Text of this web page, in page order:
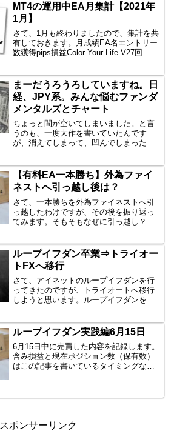
MT4の運用中EA月集計【2021年
1月】
さて、1月も終わりましたので、集計を共
有しておきます。月成績EA名エントリー
数獲得pips損益Color Your Life V27回
まーだうろうろしていますね。日
経、JPY系。みんな悩むファンダ
メンタルズとチャート
ちょっと間が空いてしまいました。と言
うのも、一度大作を書いていたんです
が、消えてしまって、凹んでしまったた
こと書いてたような気がするんですが、
仕方ないですね。下がる...
【有料EA一本勝ち】外為ファイ
ネストへ引っ越し後は？
さて、一本勝ちを外為ファイネストへ引
っ越したわけですが、その後を振り返っ
てみます。そもそもなぜに引っ越し？
す。途中結構含み益があったにも関わら
ず、なぜか、微損or微益に...
ループイフダン卒業⇒トライオー
トFXへ移行
さて、アイネットのループイフダンを行
ってきたのですが、トライオートへ移行
しようと思います。ループイフダンを辞
定を止めたんですね。現状では、止める
＝全決済です。そのた...
ループイフダン実践編6月15日
6月15日中に売買した内容を記録します。
含み損益と現在ポジション数（保有数）
はこの記事を書いているタイミングなの
スポンサーリンク